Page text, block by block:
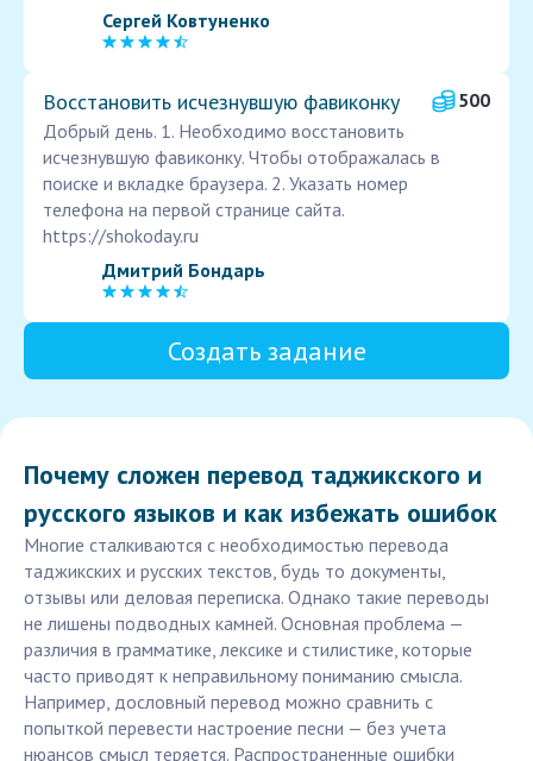
Сергей Ковтуненко
Восстановить исчезнувшую фавиконку
500
Добрый день. 1. Необходимо восстановить
исчезнувшую фавиконку. Чтобы отображалась в
поиске и вкладке браузера. 2. Указать номер
телефона на первой странице сайта.
https://shokoday.ru
Дмитрий Бондарь
Создать задание
Почему сложен перевод таджикского и
русского языков и как избежать ошибок
Многие сталкиваются с необходимостью перевода
таджикских и русских текстов, будь то документы,
отзывы или деловая переписка. Однако такие переводы
не лишены подводных камней. Основная проблема —
различия в грамматике, лексике и стилистике, которые
часто приводят к неправильному пониманию смысла.
Например, дословный перевод можно сравнить с
попыткой перевести настроение песни — без учета
нюансов смысл теряется. Распространенные ошибки